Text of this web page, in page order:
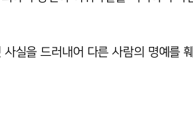
사실을 드러내어 다른 사람의 명예